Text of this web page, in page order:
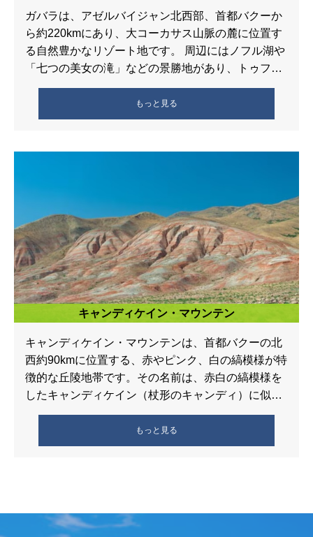
ガバラは、アゼルバイジャン北西部、首都バクーか
ら約220kmにあり、大コーカサス山脈の麓に位置す
る自然豊かなリゾート地です。 周辺にはノフル湖や
「七つの美女の滝」などの景勝地があり、トゥファ
ンダグ・マウンテンリゾートでは […]
もっと見る
キャンディケイン・マウンテン
キャンディケイン・マウンテンは、首都バクーの北
西約90kmに位置する、赤やピンク、白の縞模様が特
徴的な丘陵地帯です。その名前は、赤白の縞模様を
したキャンディケイン（杖形のキャンディ）に似た
景観に由来しています。 この独特 […]
もっと見る